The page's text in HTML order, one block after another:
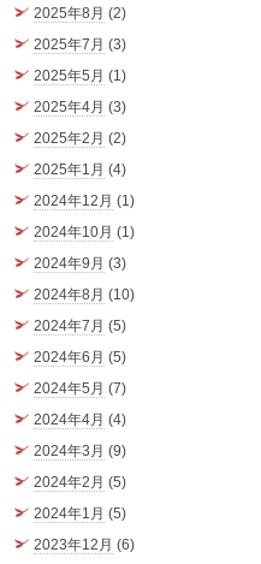
2025年8月 (2)
2025年7月 (3)
2025年5月 (1)
2025年4月 (3)
2025年2月 (2)
2025年1月 (4)
2024年12月 (1)
2024年10月 (1)
2024年9月 (3)
2024年8月 (10)
2024年7月 (5)
2024年6月 (5)
2024年5月 (7)
2024年4月 (4)
2024年3月 (9)
2024年2月 (5)
2024年1月 (5)
2023年12月 (6)